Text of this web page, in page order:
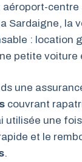
centre
Sardaigne, la
: location
petite voiture
une
couvrant
utilisée une
et le
.